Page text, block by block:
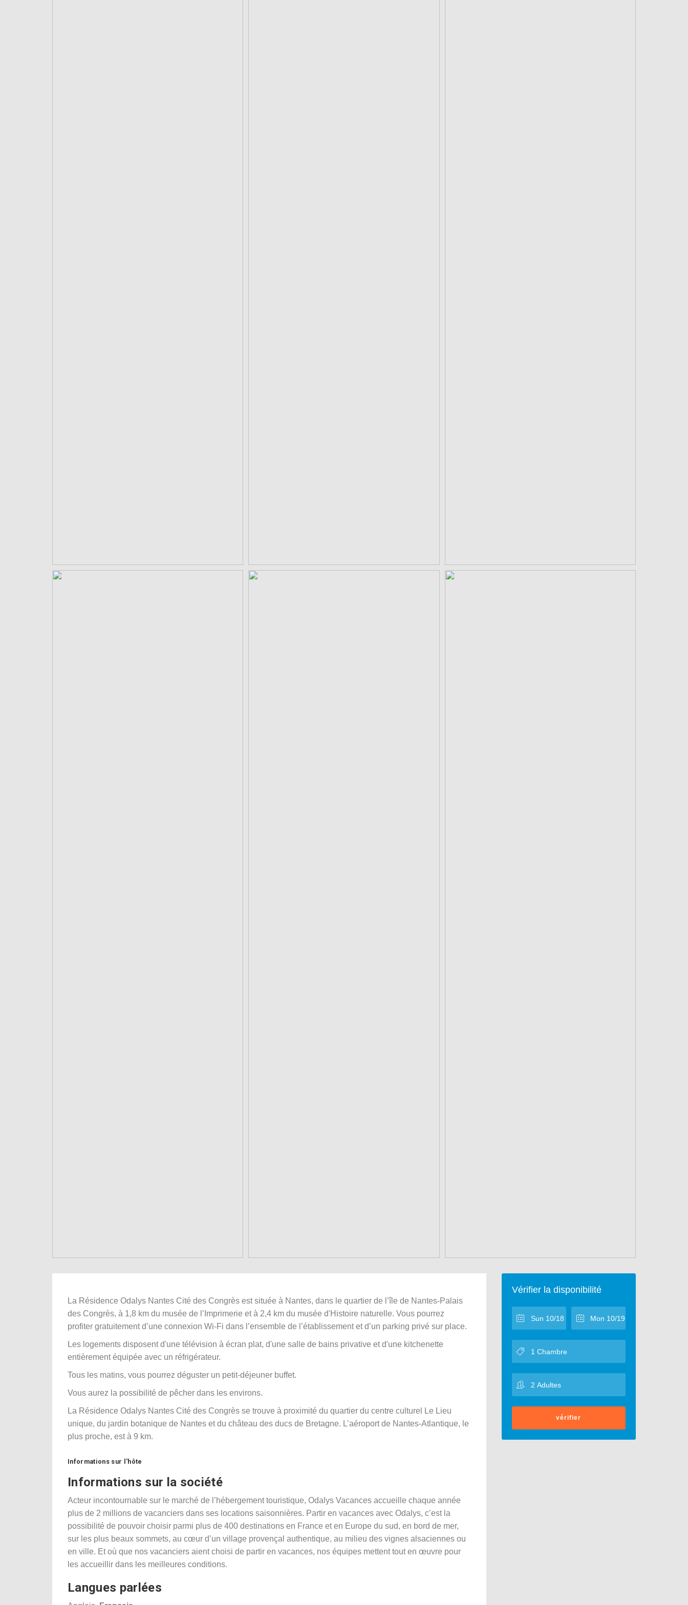
Vérifier la disponibilité
vérifier
La Résidence Odalys Nantes Cité des Congrès est située à Nantes, dans le quartier de l’île de Nantes-Palais
des Congrès, à 1,8 km du musée de l’Imprimerie et à 2,4 km du musée d'Histoire naturelle. Vous pourrez
profiter gratuitement d’une connexion Wi-Fi dans l’ensemble de l’établissement et d’un parking privé sur place.
Les logements disposent d'une télévision à écran plat, d'une salle de bains privative et d'une kitchenette
entièrement équipée avec un réfrigérateur.
Tous les matins, vous pourrez déguster un petit-déjeuner buffet.
Vous aurez la possibilité de pêcher dans les environs.
La Résidence Odalys Nantes Cité des Congrès se trouve à proximité du quartier du centre culturel Le Lieu
unique, du jardin botanique de Nantes et du château des ducs de Bretagne. L’aéroport de Nantes-Atlantique, le
plus proche, est à 9 km.
Informations sur l'hôte
Informations sur la société
Acteur incontournable sur le marché de l’hébergement touristique, Odalys Vacances accueille chaque année
plus de 2 millions de vacanciers dans ses locations saisonnières. Partir en vacances avec Odalys, c’est la
possibilité de pouvoir choisir parmi plus de 400 destinations en France et en Europe du sud, en bord de mer,
sur les plus beaux sommets, au cœur d’un village provençal authentique, au milieu des vignes alsaciennes ou
en ville. Et où que nos vacanciers aient choisi de partir en vacances, nos équipes mettent tout en œuvre pour
les accueillir dans les meilleures conditions.
Langues parlées